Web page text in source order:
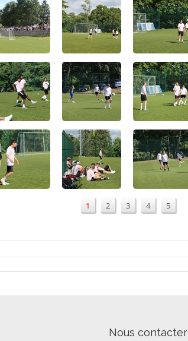
1 2 3 4 5
Nous contacter